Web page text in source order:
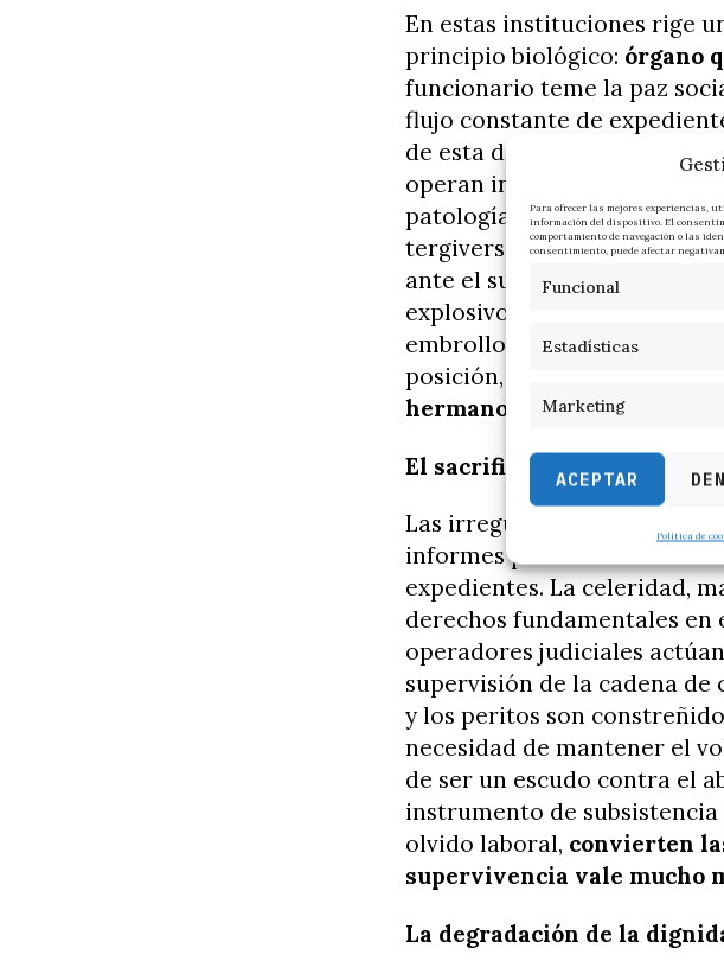
Para ofrecer las mejores experiencias,
información del dispositivo. El
comportamiento de navegación o las
consentimiento, puede afectar
Funcional
Estadísticas
Marketing
ACEPTAR
Política de
En estas instituciones rige
principio biológico: órgano
funcionario teme la paz
flujo constante de
de esta decadencia nos
operan individuos cuya
patología maligna.
tergiversan hechos con la
ante el superior. Para estos
explosivo que debe
embrollos y buscan
posición, se adhieren a una
hermano es la moneda de
El sacrificio del debido
Las irregularidades en la
informes periciales son la
expedientes. La celeridad,
derechos fundamentales en
operadores judiciales
supervisión de la cadena
y los peritos son
necesidad de mantener el
de ser un escudo contra el
instrumento de subsistencia
olvido laboral, convierten
supervivencia vale mucho
La degradación de la